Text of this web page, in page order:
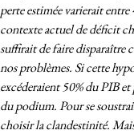
perte estimée varierait
contexte actuel de déficit
suffirait de faire disparaître
nos problèmes. Si cette
excéderaient 50% du PIB
du podium. Pour se
choisir la clandestinité.